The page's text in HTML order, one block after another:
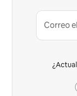
Correo